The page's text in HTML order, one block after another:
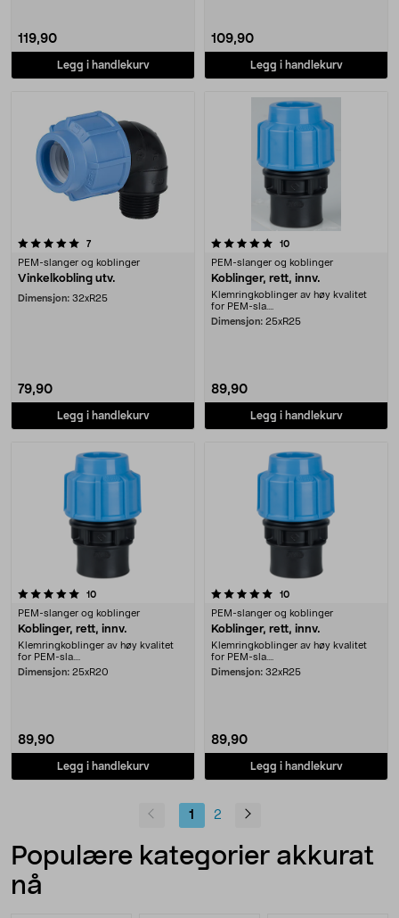
119,90
Legg i handlekurv
109,90
Legg i handlekurv
7anmeldelser
PEM-slanger og koblinger
Vinkelkobling utv.
Dimensjon: 32xR25
79,90
Legg i handlekurv
5.0 av 5 stjerner 10anmeldelser
PEM-slanger og koblinger
Koblinger, rett, innv.
Klemringkoblinger av høy kvalitet
for PEM-sla....
Dimensjon: 25xR25
89,90
Legg i handlekurv
10anmeldelser
PEM-slanger og koblinger
Koblinger, rett, innv.
Klemringkoblinger av høy kvalitet
for PEM-sla....
Dimensjon: 25xR20
89,90
Legg i handlekurv
5.0 av 5 stjerner 10anmeldelser
PEM-slanger og koblinger
Koblinger, rett, innv.
Klemringkoblinger av høy kvalitet
for PEM-sla....
Dimensjon: 32xR25
89,90
Legg i handlekurv
1 2
Populære kategorier akkurat
nå